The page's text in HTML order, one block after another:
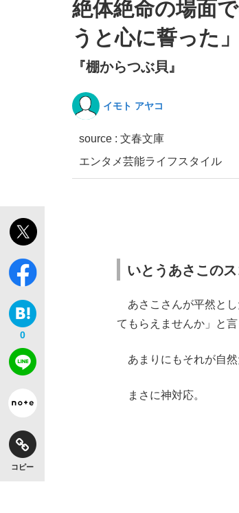
「目標達成できなかったか
絶体絶命の場面
うと心に誓った
『棚からつぶ貝』
イモト アヤコ
source : 文春文庫
エンタメ芸能ライフスタイル
0
コピー
いとうあさこの
あさこさんが平然とし
てもらえませんか」と言
あまりにもそれが自然
まさに神対応。